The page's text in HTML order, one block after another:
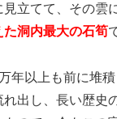
見立てて、その雲
洞内最大の石筍
年以上も前に堆
出し、長い歴史